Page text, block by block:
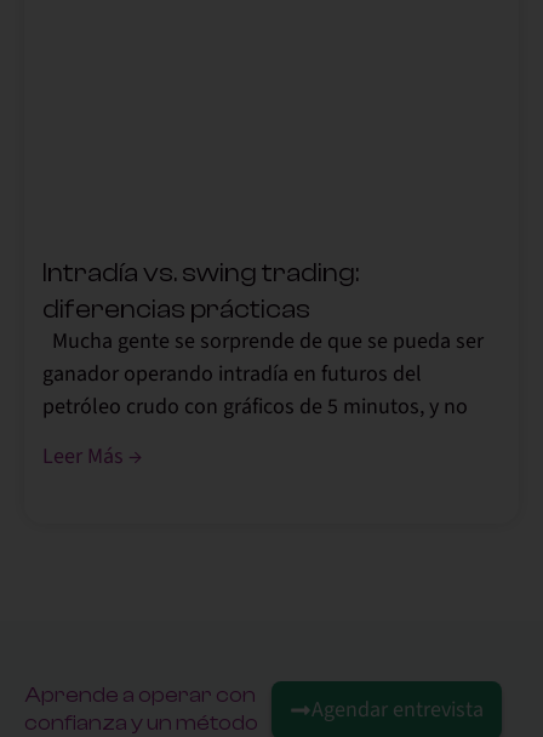
Intradía vs. swing trading:
diferencias prácticas
Mucha gente se sorprende de que se pueda ser
ganador operando intradía en futuros del
petróleo crudo con gráficos de 5 minutos, y no
Leer Más →
Aprende a operar con
confianza y un método
Agendar entrevista